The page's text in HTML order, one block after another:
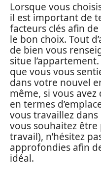
Lorsque vous
il est important de
facteurs clés afin de
le bon choix. Tout
de bien vous
situe
que vous vous
dans votre nouvel
même, si vous
en termes
vous travaillez
vous souhaitez
travail), n’hésitez
approfondies afin
idéal.